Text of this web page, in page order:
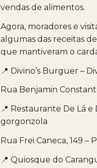
vendas de alimentos.
Agora, moradores e
algumas das receitas
que mantiveram o
📍 Divino’s Burguer –
Rua Benjamin
📍 Restaurante De Lá
gorgonzola
Rua Frei Caneca, 149 –
📍 Quiosque do